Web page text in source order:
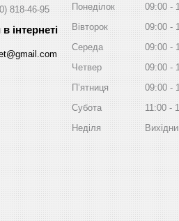
818-46-95 Понеділок 09:00
Вівторок
09:00
Середа
09:00
Четвер
09:00
Пʼятниця
09:00
Субота
11:00
Неділя